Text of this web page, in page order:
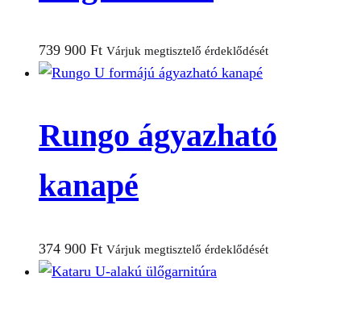
739 900 Ft Várjuk megtisztelő érdeklődését
Rungo ágyazható
kanapé
374 900 Ft Várjuk megtisztelő érdeklődését